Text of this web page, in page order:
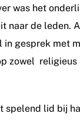
was het
naar de leden.
in gesprek met
zowel
spelend lid bij